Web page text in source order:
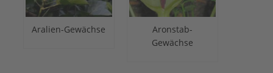
Aralien-Gewächse
Aronstab-
Gewächse